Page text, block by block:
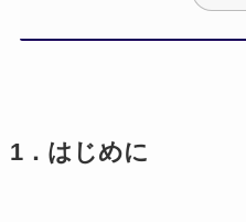
1．はじめに